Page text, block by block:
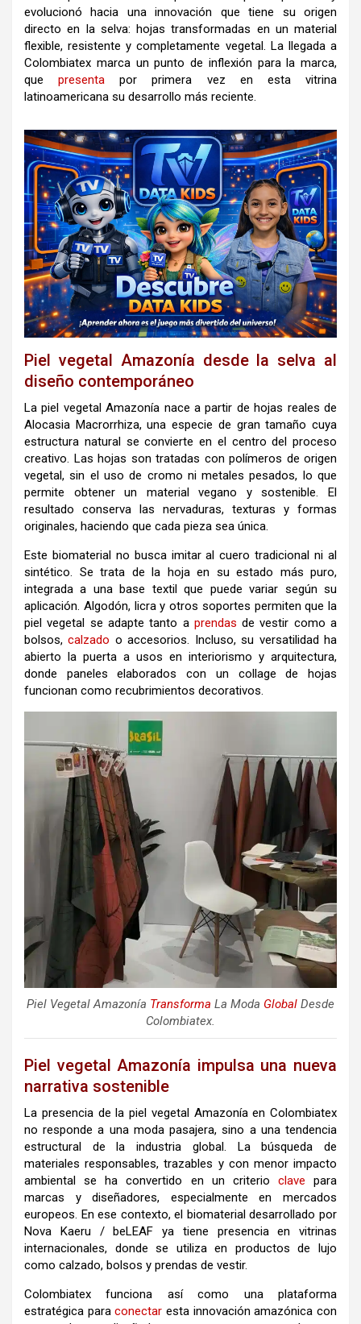
evolucionó hacia una innovación que tiene su origen
directo en la selva: hojas transformadas en un material
flexible, resistente y completamente vegetal. La llegada a
Colombiatex marca un punto de inflexión para la marca,
quepresenta por primera vez en esta vitrina
latinoamericana su desarrollo más reciente.
Piel vegetal Amazonía desde la selva al
diseño contemporáneo
La piel vegetal Amazonía nace a partir de hojas reales de
Alocasia Macrorrhiza, una especie de gran tamaño cuya
estructura natural se convierte en el centro del proceso
creativo. Las hojas son tratadas con polímeros de origen
vegetal, sin el uso de cromo ni metales pesados, lo que
permite obtener un material vegano y sostenible. El
resultado conserva las nervaduras, texturas y formas
originales, haciendo que cada pieza sea única.
Este biomaterial no busca imitar al cuero tradicional ni al
sintético. Se trata de la hoja en su estado más puro,
integrada a una base textil que puede variar según su
aplicación. Algodón, licra y otros soportes permiten que la
piel vegetal se adapte tanto a prendas de vestir como a
bolsos,calzado o accesorios. Incluso, su versatilidad ha
abierto la puerta a usos en interiorismo y arquitectura,
donde paneles elaborados con un collage de hojas
funcionan como recubrimientos decorativos.
Piel Vegetal Amazonía Transforma La Moda Global Desde
Colombiatex.
Piel vegetal Amazonía impulsa una nueva
narrativa sostenible
La presencia de la piel vegetal Amazonía en Colombiatex
no responde a una moda pasajera, sino a una tendencia
estructural de la industria global. La búsqueda de
materiales responsables, trazables y con menor impacto
ambiental se ha convertido en un criterio clave para
marcas y diseñadores, especialmente en mercados
europeos. En ese contexto, el biomaterial desarrollado por
Nova Kaeru / beLEAF ya tiene presencia en vitrinas
internacionales, donde se utiliza en productos de lujo
como calzado, bolsos y prendas de vestir.
Colombiatex funciona así como una plataforma
estratégica paraconectar esta innovación amazónica con